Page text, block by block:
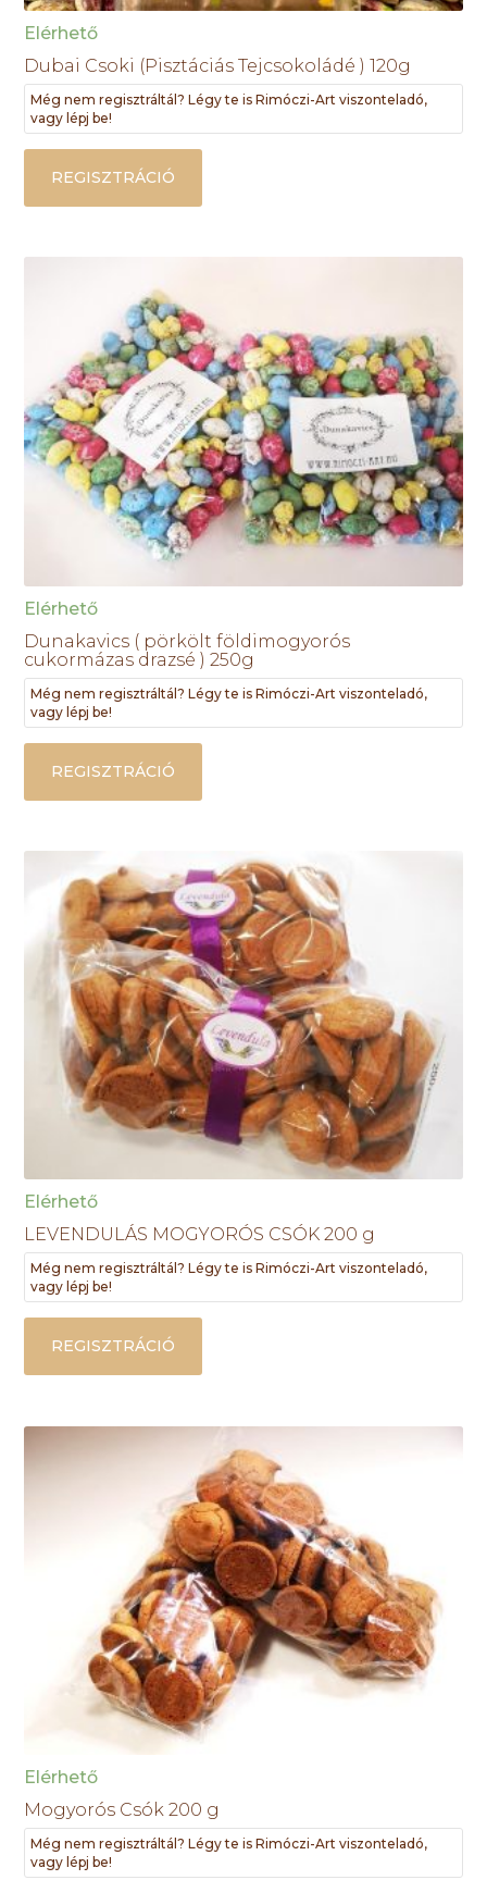
Elérhető
Dubai Csoki (Pisztáciás Tejcsokoládé ) 120g
Még nem regisztráltál? Légy te is Rimóczi-Art viszonteladó,
vagy lépj be!
REGISZTRÁCIÓ
Elérhető
Dunakavics ( pörkölt földimogyorós
cukormázas drazsé ) 250g
Még nem regisztráltál? Légy te is Rimóczi-Art viszonteladó,
vagy lépj be!
REGISZTRÁCIÓ
Elérhető
LEVENDULÁS MOGYORÓS CSÓK 200 g
Még nem regisztráltál? Légy te is Rimóczi-Art viszonteladó,
vagy lépj be!
REGISZTRÁCIÓ
Elérhető
Mogyorós Csók 200 g
Még nem regisztráltál? Légy te is Rimóczi-Art viszonteladó,
vagy lépj be!